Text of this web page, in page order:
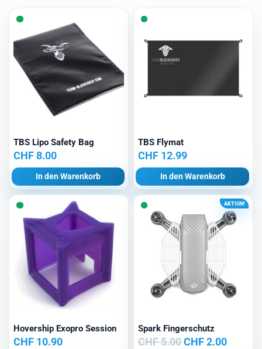
TBS Lipo Safety Bag
CHF8.00
In den Warenkorb
TBS Flymat
CHF12.99
In den Warenkorb
Hovership Exopro Session
CHF 10.90
AKTION!
Spark Fingerschutz
CHF5.00 Ursprünglicher
CHF2.00